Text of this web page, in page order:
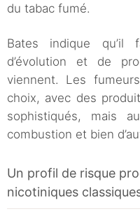
du tabac fumé.
Bates indique qu’il
d’évolution et de
viennent. Les
choix, avec des
sophistiqués, mais
combustion et bien
Un profil de risque
nicotiniques